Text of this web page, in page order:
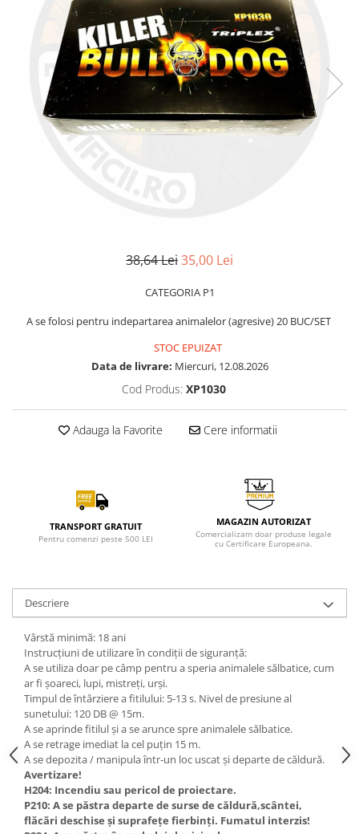
38,64 Lei35,00 Lei
CATEGORIA P1
A se folosi pentru indepartarea animalelor (agresive) 20 BUC/SET
STOC EPUIZAT
Data de livrare: Miercuri, 12.08.2026
Cod Produs: XP1030
Adauga la Favorite Cere informatii
TRANSPORT GRATUIT
Pentru comenzi peste 500 LEI
MAGAZIN AUTORIZAT
Comercializam doar produse legale
cu Certificare Europeana.
Descriere
Vârstă minimă: 18 ani
Instrucțiuni de utilizare în condiții de siguranță:
A se utiliza doar pe câmp pentru a speria animalele sălbatice, cum
ar fi șoareci, lupi, mistreți, urși.
Timpul de întârziere a fitilului: 5-13 s. Nivel de presiune al
sunetului: 120 DB @ 15m.
A se aprinde fitilul și a se arunce spre animalele sălbatice.
A se retrage imediat la cel puțin 15 m.
A se depozita / manipula într-un loc uscat și departe de căldură.
Avertizare!
H204: Incendiu sau pericol de proiectare.
P210: A se păstra departe de surse de căldură,scântei,
flăcări deschise și suprafețe fierbinți. Fumatul interzis!